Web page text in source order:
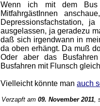
Wenn ich mit dem Bus
MitfahrgästInnen
Depressionsfachstation,
ausgelassen, ja geradezu
daß sich irgendwann in
da oben erhängt. Da muß
Oder aber das
Busfahren mit Flunsch
Vielleicht könnte manauch
Verzapft am09. November 2011,